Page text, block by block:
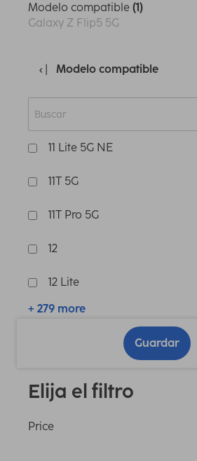
Modelo compatible (1)
Galaxy Z Flip5 5G
Modelo compatible
11 Lite 5G NE
11T 5G
11T Pro 5G
12
12 Lite
+ 279 more
Guardar
Elija el filtro
Price